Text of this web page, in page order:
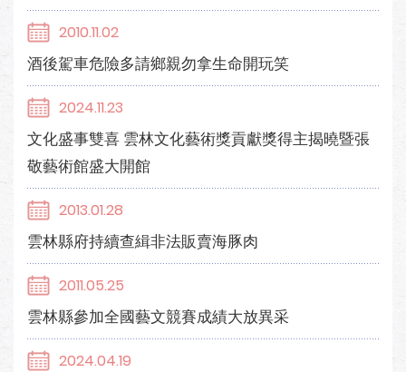
2010.11.02
酒後駕車危險多請鄉親勿拿生命開玩笑
2024.11.23
文化盛事雙喜 雲林文化藝術獎貢獻獎得主揭曉暨張
敬藝術館盛大開館
2013.01.28
雲林縣府持續查緝非法販賣海豚肉
2011.05.25
雲林縣參加全國藝文競賽成績大放異采
2024.04.19